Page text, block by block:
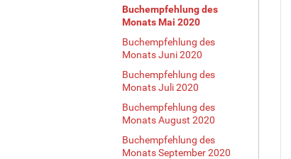
Buchempfehlung des
Monats Mai 2020
Buchempfehlung des
Monats Juni 2020
Buchempfehlung des
Monats Juli 2020
Buchempfehlung des
Monats August 2020
Buchempfehlung des
Monats September 2020